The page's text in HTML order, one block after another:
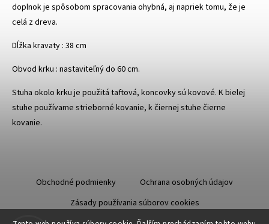
doplnok je spôsobom spracovania ohybná, aj napriek tomu, že je
celá z dreva.
Dĺžka kravaty : 38 cm
Obvod krku : nastaviteľný do 60 cm.
Stuha okolo krku je použitá taftová, koncovky sú kovové. K bielej
stuhe používame strieborné kovanie, k čiernej stuhe čierne
kovanie.
Obchodné podmienky
Ochrana osobných údajov
Zásady používania súborov cookies